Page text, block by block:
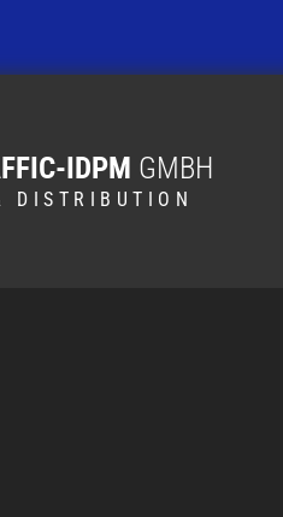
IDPM GMBH
DISTRIBUTION